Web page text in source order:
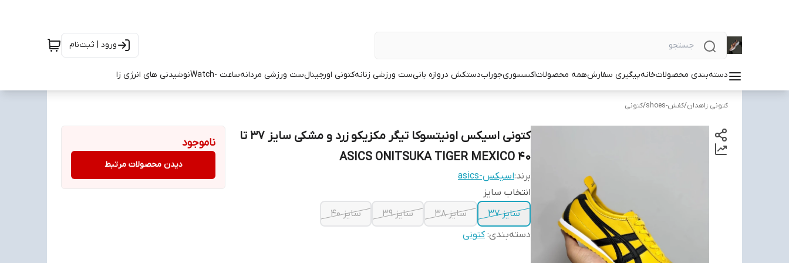
ورود | ثبت‌نام
دسته‌بندی محصولاتخانهپیگیری سفارشهمه محصولاتاکسسوریجورابدستکش دروازه بانیست ورزشی زنانهکتونی اورجینالست ورزشی مردانهساعت -Watch نوشیدنی های انرژی زا
کتونی زاهدان/کفش-shoes /کتونی
کتونی اسیکس اونیتسوکا تیگر مکزیکو زرد و مشکی سایز 37 تا
40 ASICS ONITSUKA TIGER MEXICO
برند:اسیکس-asics
انتخاب سایز
سایز 37
سایز 38 سایز 39
سایز 40
دسته‌بندی:کتونی
ناموجود
دیدن محصولات مرتبط